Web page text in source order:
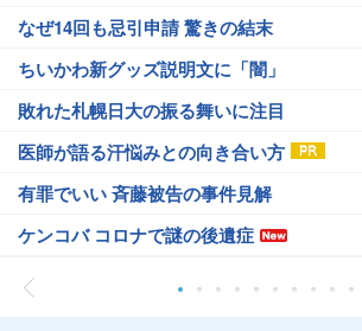
なぜ14回も忌引申請 驚きの結末
ちいかわ新グッズ説明文に「闇」
敗れた札幌日大の振る舞いに注目
医師が語る汗悩みとの向き合い方
有罪でいい 斉藤被告の事件見解
ケンコバ コロナで謎の後遺症